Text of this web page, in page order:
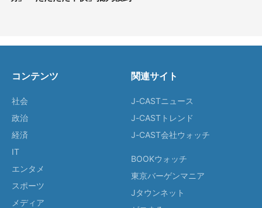
コンテンツ
社会
政治
経済
IT
エンタメ
スポーツ
メディア
関連サイト
J-CASTニュース
J-CASTトレンド
J-CAST会社ウォッチ
BOOKウォッチ
東京バーゲンマニア
Jタウンネット